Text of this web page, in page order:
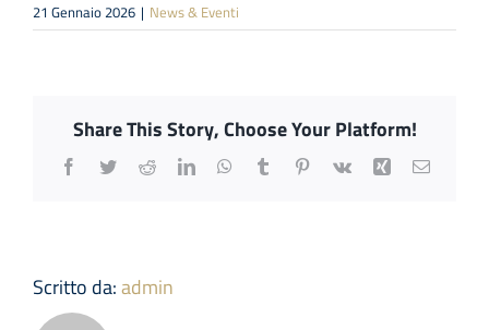
21 Gennaio 2026 | News & Eventi
Share This Story, Choose Your Platform!
Facebook
TwitterRedditLinkedInWhatsApp
TumblrPinterest
Vk Xing Email
Scritto da:admin